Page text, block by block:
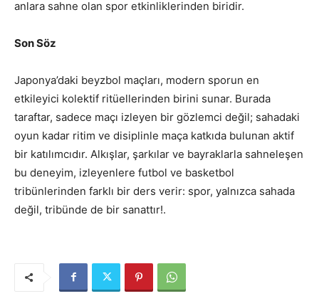
anlara sahne olan spor etkinliklerinden biridir.
Son Söz
Japonya’daki beyzbol maçları, modern sporun en
etkileyici kolektif ritüellerinden birini sunar. Burada
taraftar, sadece maçı izleyen bir gözlemci değil; sahadaki
oyun kadar ritim ve disiplinle maça katkıda bulunan aktif
bir katılımcıdır. Alkışlar, şarkılar ve bayraklarla sahneleşen
bu deneyim, izleyenlere futbol ve basketbol
tribünlerinden farklı bir ders verir: spor, yalnızca sahada
değil, tribünde de bir sanattır!.